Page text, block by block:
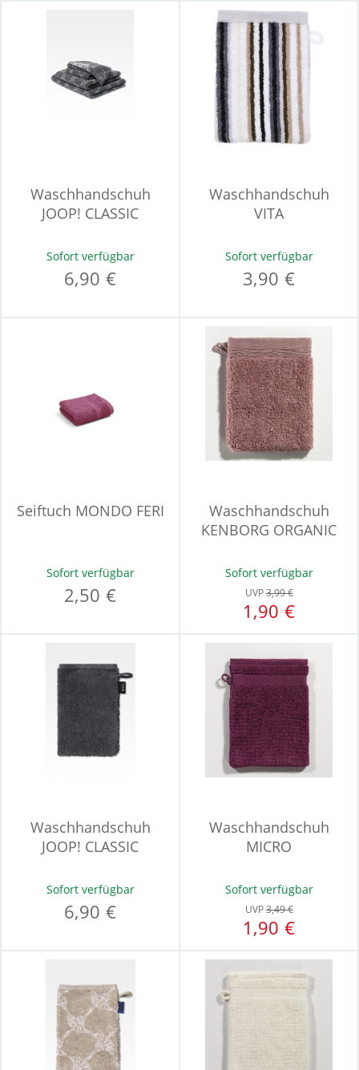
Waschhandschuh
JOOP! CLASSIC
Sofort verfügbar
6,90 €
Waschhandschuh
VITA
Sofort verfügbar
3,90 €
Seiftuch MONDO FERI
Sofort verfügbar
2,50 €
Waschhandschuh
KENBORG ORGANIC
Sofort verfügbar
UVP3,99 €
1,90 €
Waschhandschuh
JOOP! CLASSIC
Sofort verfügbar
6,90 €
Waschhandschuh
MICRO
Sofort verfügbar
UVP3,49 €
1,90 €